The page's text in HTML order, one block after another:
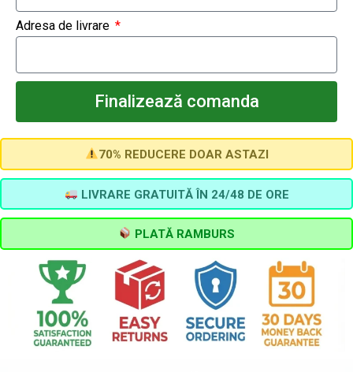
Adresa de livrare
Finalizează comanda
70% REDUCERE DOAR ASTAZI
LIVRARE GRATUITĂ ÎN 24/48 DE ORE
PLATĂ RAMBURS